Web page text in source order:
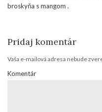
broskyňa s mangom .
Pridaj komentár
Vaša e-mailová adresa nebude
Komentár